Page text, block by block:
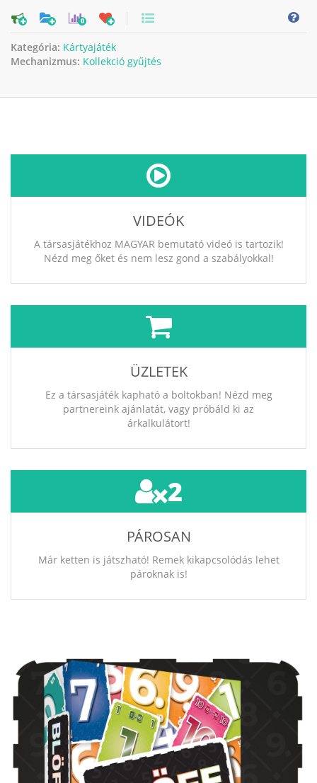
0
Kategória: Kártyajáték
Mechanizmus: Kollekció gyűjtés
VIDEÓK
A társasjátékhoz MAGYAR bemutató videó is tartozik!
Nézd meg őket és nem lesz gond a szabályokkal!
ÜZLETEK
Ez a társasjáték kapható a boltokban! Nézd meg
partnereink ajánlatát, vagy próbáld ki az
árkalkulátort!
2
PÁROSAN
Már ketten is játszható! Remek kikapcsolódás lehet
pároknak is!